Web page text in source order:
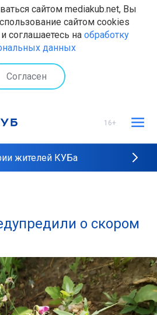
сайтом mediakub.net, Вы
сайтом cookies
соглашаетесь на обработку
данных
Согласен
16+
жителей КУБа
о скором